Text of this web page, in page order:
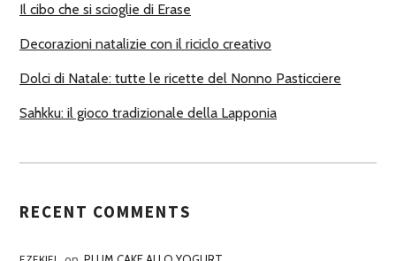
Il cibo che si scioglie di Erase
Decorazioni natalizie con il riciclo creativo
Dolci di Natale: tutte le ricette del Nonno Pasticciere
Sahkku: il gioco tradizionale della Lapponia
RECENT COMMENTS